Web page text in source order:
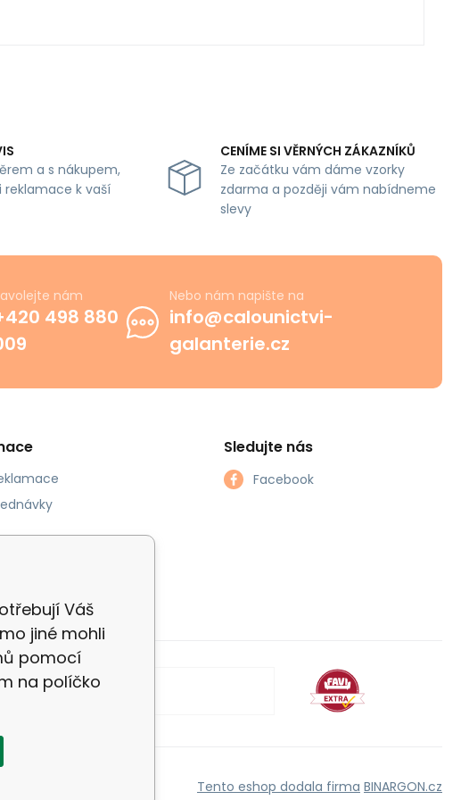
a s nákupem,
k vaší
CENÍME SI VĚRNÝCH ZÁKAZNÍKŮ
Ze začátku vám dáme vzorky
zdarma a později vám nabídneme
slevy
nám
498 880
Nebo nám napište na
info@calounictvi-
galanterie.cz
Sledujte nás
Facebook
Tento eshop dodala firma BINARGON.cz
Váš
jiné mohli
pomocí
na políčko